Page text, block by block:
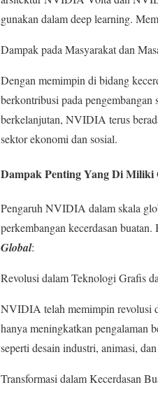
gunakan dalam deep learning.
Dampak pada Masyarakat dan
Dengan memimpin di bidang
berkontribusi pada
berkelanjutan, NVIDIA terus
sektor ekonomi dan sosial.
Dampak Penting Yang Di
Pengaruh NVIDIA dalam skala
perkembangan kecerdasan
Global:
Revolusi dalam Teknologi Grafis
NVIDIA telah memimpin revolusi
hanya meningkatkan pengalaman
seperti desain industri, animasi,
Transformasi dalam Kecerdasan